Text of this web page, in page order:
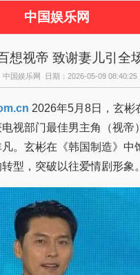
中国娱乐网
会 综艺节目
想视帝 致谢妻儿引全
中国娱乐网 日期：2026-05-09 08:40:25
视部门最佳男主角（视帝
。玄彬在《韩国制造》中
型，突破以往爱情剧形象。